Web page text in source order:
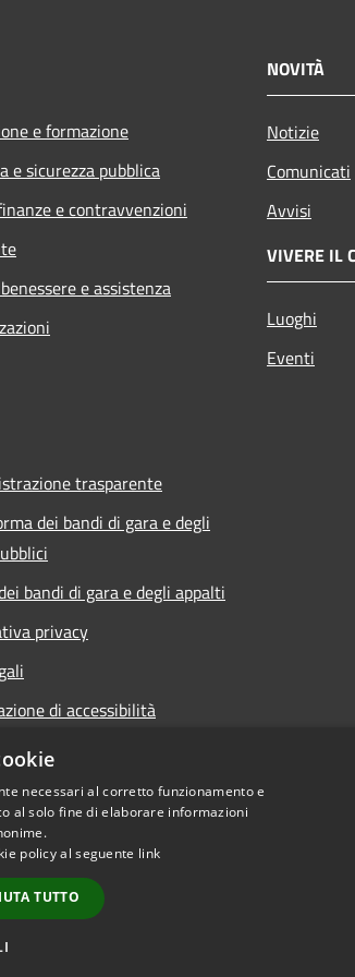
e formazione
e sicurezza pubblica
e contravvenzioni
e assistenza
NOVITÀ
Notizie
Comunicati
Avvisi
VIVERE IL
Luoghi
Eventi
trasparente
dei bandi di gara e degli
bandi di gara e degli appalti
privacy
di accessibilità
di accessibilità
necessari al corretto funzionamento e
al solo fine di elaborare informazioni
policy al seguente link
TUTTO